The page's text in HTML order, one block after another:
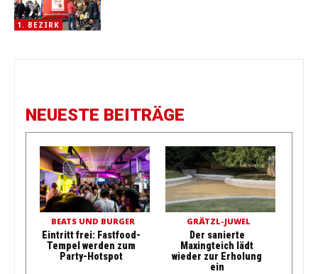
1. BEZIRK
NEUESTE BEITRÄGE
BEATS UND BURGER
Eintritt frei: Fastfood-
Tempel werden zum
Party-Hotspot
GRÄTZL-JUWEL
Der sanierte
Maxingteich lädt
wieder zur Erholung
ein